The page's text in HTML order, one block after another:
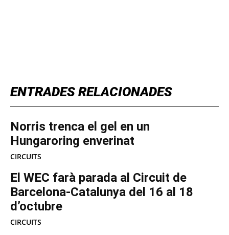
ENTRADES RELACIONADES
Norris trenca el gel en un
Hungaroring enverinat
CIRCUITS
El WEC farà parada al Circuit de
Barcelona-Catalunya del 16 al 18
d’octubre
CIRCUITS